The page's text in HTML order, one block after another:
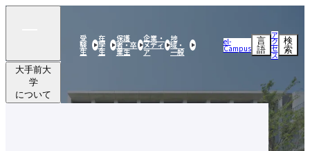
受
験
生
在
学
生
保護
者・卒
業生
企業・
メディ
ア
地
域・
一般
el-
Campus
言
語
ア
ク
セ
ス
検
索
大手前大
学
について